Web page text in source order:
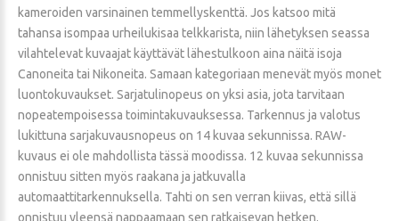
kameroiden varsinainen temmellyskenttä. Jos katsoo mitä
tahansa isompaa urheilukisaa telkkarista, niin lähetyksen seassa
vilahtelevat kuvaajat käyttävät lähestulkoon aina näitä isoja
Canoneita tai Nikoneita. Samaan kategoriaan menevät myös monet
luontokuvaukset. Sarjatulinopeus on yksi asia, jota tarvitaan
nopeatempoisessa toimintakuvauksessa. Tarkennus ja valotus
lukittuna sarjakuvausnopeus on 14 kuvaa sekunnissa. RAW-
kuvaus ei ole mahdollista tässä moodissa. 12 kuvaa sekunnissa
onnistuu sitten myös raakana ja jatkuvalla
automaattitarkennuksella. Tahti on sen verran kiivas, että sillä
onnistuu yleensä nappaamaan sen ratkaisevan hetken.